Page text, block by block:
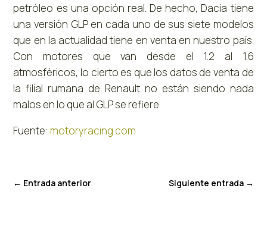
petróleo es una opción real. De hecho, Dacia tiene
una versión GLP en cada uno de sus siete modelos
que en la actualidad tiene en venta en nuestro país.
Con motores que van desde el 1.2 al 1.6
atmosféricos, lo cierto es que los datos de venta de
la filial rumana de Renault no están siendo nada
malos en lo que al GLP se refiere.
Fuente:motoryracing.com
← Entrada anterior Siguiente entrada→